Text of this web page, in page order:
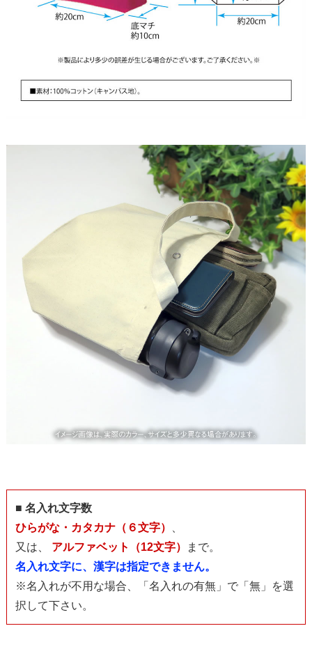
■ 名入れ文字数
ひらがな・カタカナ（６文字）
又は、 アルファベット（12文字）
まで。
名入れ文字に、漢字は指定できません。
※名入れが不用な場合、「名入れの有無」で「無」を選
択して下さい。